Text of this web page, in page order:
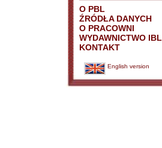
O PBL
ŹRÓDŁA DANYCH
O PRACOWNI
WYDAWNICTWO IBL
KONTAKT
English version